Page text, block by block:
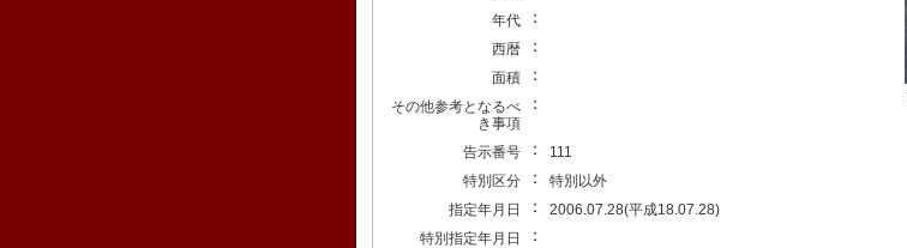
年代 ：
西暦 ：
面積 ：
その他参考となるべ
き事項
：
告示番号 ：
111
特別区分
：
特別以外
指定年月日
：
2006.07.28(平成18.07.28)
特別指定年月日
：